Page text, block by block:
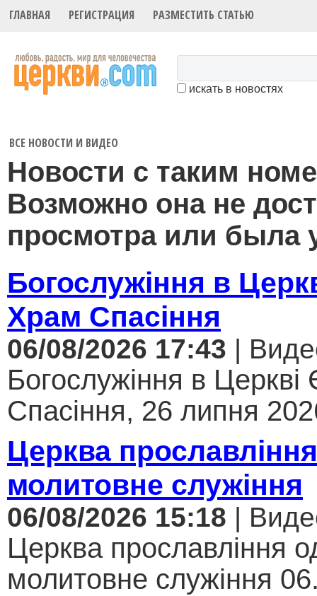
ГЛАВНАЯ РЕГИСТРАЦИЯ РАЗМЕСТИТЬ СТАТЬЮ
искать в новостях
ВСЕ НОВОСТИ И ВИДЕО
Новости с таким
Возможно она не
просмотра или была
Богослужіння в
Храм Спасіння
06/08/2026 17:43 |
Богослужіння в
Спасіння, 26 липня
Церква
молитовне служіння
06/08/2026 15:18 |
Церква прославління
молитовне служіння